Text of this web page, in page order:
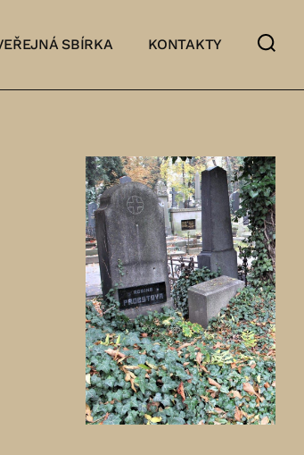
SBÍRKA KONTAKTY